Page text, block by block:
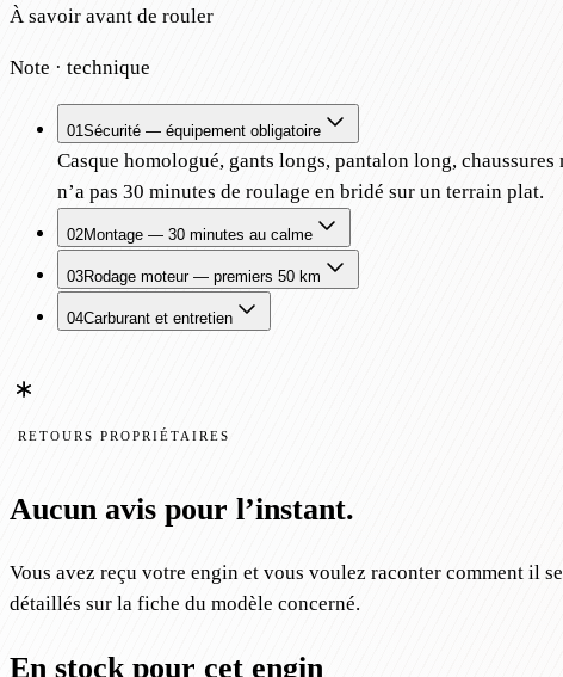
À savoir avant de rouler
Note · technique
01Sécurité — équipement obligatoire
Casque homologué, gants longs, pantalon long,
n’a pas 30 minutes de roulage en bridé sur un terrain plat.
02Montage — 30 minutes au calme
03Rodage moteur — premiers 50 km
04Carburant et entretien
RETOURS PROPRIÉTAIRES
Aucun avis pour l’instant.
Vous avez reçu votre engin et vous voulez raconter comment il
détaillés sur la fiche du modèle concerné.
En stock pour cet engin